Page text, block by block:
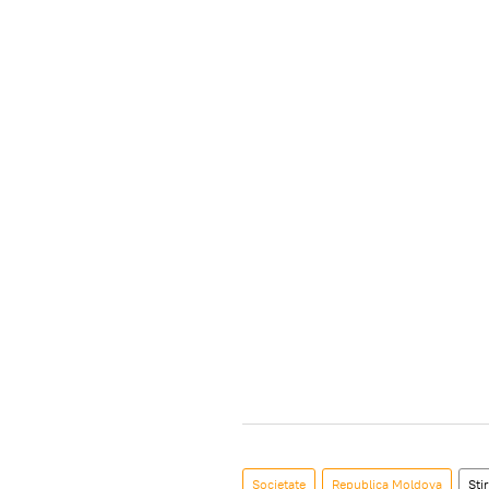
Societate Republica Moldova